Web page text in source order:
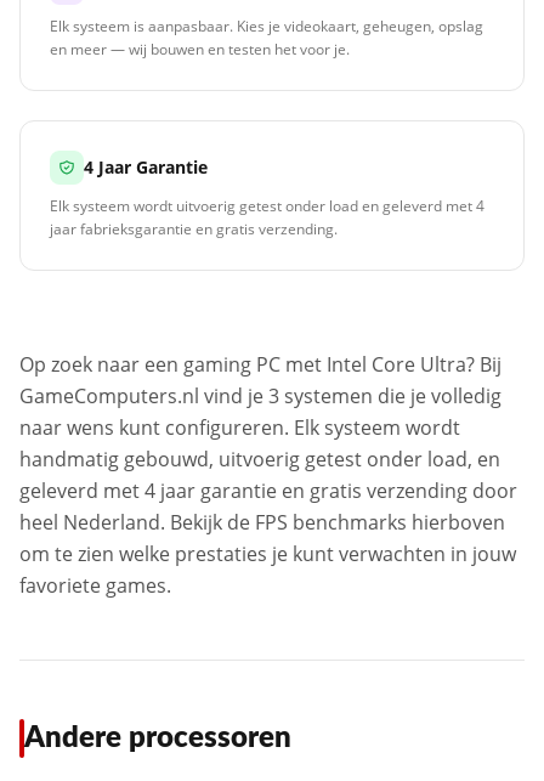
Elk systeem is aanpasbaar. Kies je videokaart, geheugen, opslag
en meer — wij bouwen en testen het voor je.
4 Jaar Garantie
Elk systeem wordt uitvoerig getest onder load en geleverd met 4
jaar fabrieksgarantie en gratis verzending.
Op zoek naar een gaming PC met Intel Core Ultra? Bij
GameComputers.nl vind je 3 systemen die je volledig
naar wens kunt configureren. Elk systeem wordt
handmatig gebouwd, uitvoerig getest onder load, en
geleverd met 4 jaar garantie en gratis verzending door
heel Nederland. Bekijk de FPS benchmarks hierboven
om te zien welke prestaties je kunt verwachten in jouw
favoriete games.
Andere processoren